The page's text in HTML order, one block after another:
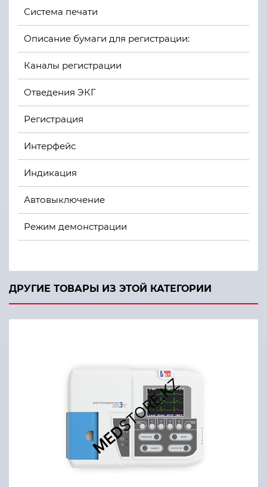
Система печати
Описание бумаги для регистрации:
Каналы регистрации
Отведения ЭКГ
Регистрация
Интерфейс
Индикация
Автовыключение
Режим демонстрации
Предохранитель
Чувствительность
Частотная характеристика
Постоянное напряжение поляризации
ДРУГИЕ ТОВАРЫ ИЗ ЭТОЙ КАТЕГОРИИ